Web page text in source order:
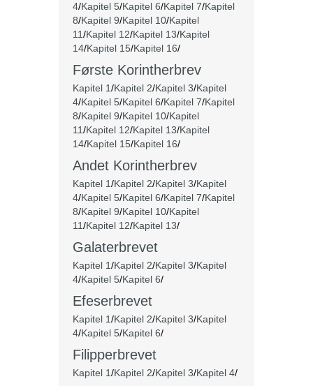
4/Kapitel 5/Kapitel 6/Kapitel 7/Kapitel
8/Kapitel 9/Kapitel 10/Kapitel
11/Kapitel 12/Kapitel 13/Kapitel
14/Kapitel 15/Kapitel 16/
Første Korintherbrev
Kapitel 1/Kapitel 2/Kapitel 3/Kapitel
4/Kapitel 5/Kapitel 6/Kapitel 7/Kapitel
8/Kapitel 9/Kapitel 10/Kapitel
11/Kapitel 12/Kapitel 13/Kapitel
14/Kapitel 15/Kapitel 16/
Andet Korintherbrev
Kapitel 1/Kapitel 2/Kapitel 3/Kapitel
4/Kapitel 5/Kapitel 6/Kapitel 7/Kapitel
8/Kapitel 9/Kapitel 10/Kapitel
11/Kapitel 12/Kapitel 13/
Galaterbrevet
Kapitel 1/Kapitel 2/Kapitel 3/Kapitel
4/Kapitel 5/Kapitel 6/
Efeserbrevet
Kapitel 1/Kapitel 2/Kapitel 3/Kapitel
4/Kapitel 5/Kapitel 6/
Filipperbrevet
Kapitel 1/Kapitel 2/Kapitel 3/Kapitel 4/